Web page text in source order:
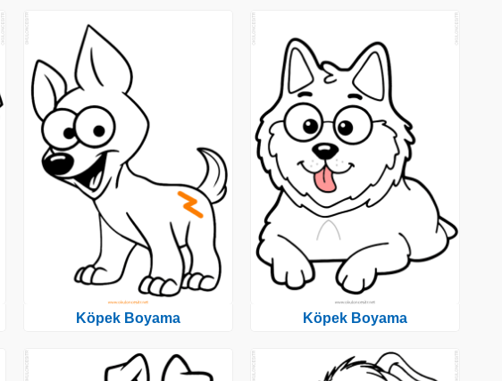
Köpek Boyama Köpek Boyama